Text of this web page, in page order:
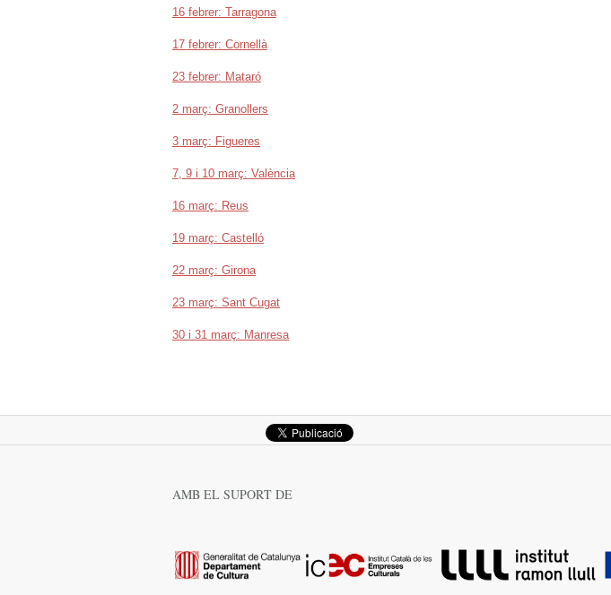
16 febrer: Tarragona
17 febrer: Cornellà
23 febrer: Mataró
2 març: Granollers
3 març: Figueres
7, 9 i 10 març: València
16 març: Reus
19 març: Castelló
22 març: Girona
23 març: Sant Cugat
30 i 31 març: Manresa
AMB EL SUPORT DE